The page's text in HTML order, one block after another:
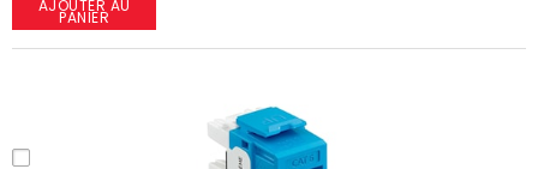
AJOUTER AU
PANIER